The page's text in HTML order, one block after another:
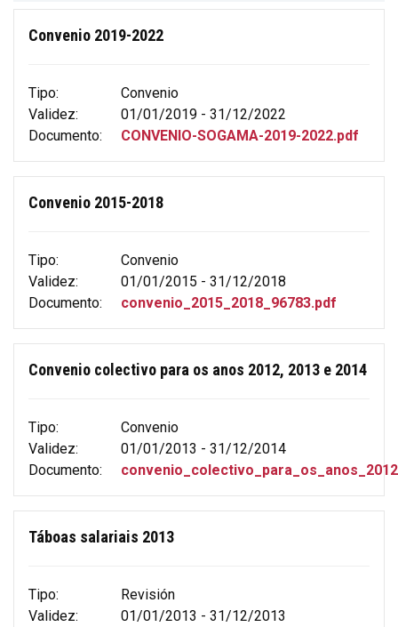
Convenio 2019-2022
Tipo:
Convenio
Validez:
01/01/2019 - 31/12/2022
Documento:
CONVENIO-SOGAMA-2019-2022.pdf
Convenio 2015-2018
Tipo:
Convenio
Validez:
01/01/2015 - 31/12/2018
Documento:
convenio_2015_2018_96783.pdf
Convenio colectivo para os anos 2012, 2013 e 2014
Tipo:
Convenio
Validez:
01/01/2013 - 31/12/2014
Documento:
Táboas salariais 2013
Tipo:
Revisión
Validez:
01/01/2013 - 31/12/2013